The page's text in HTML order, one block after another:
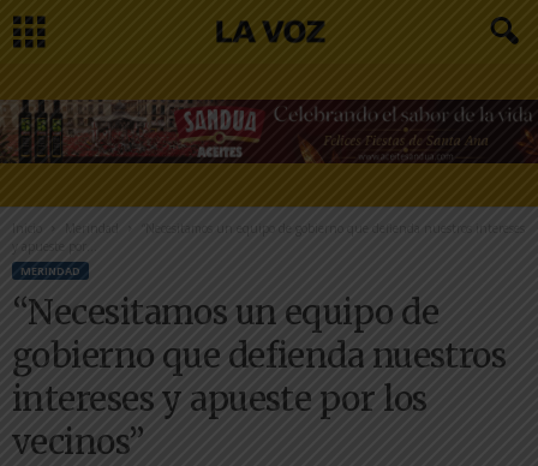
Inicio
“Necesitamos un equipo de gobierno que defienda nuestros intereses
y apueste por...
MERINDAD
“Necesitamos un equipo de
gobierno que defienda nuestros
intereses y apueste por los
vecinos”